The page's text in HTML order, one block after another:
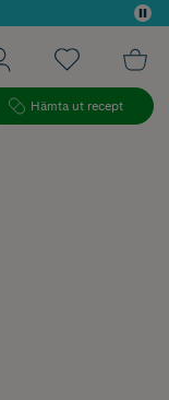
Hämta ut recept